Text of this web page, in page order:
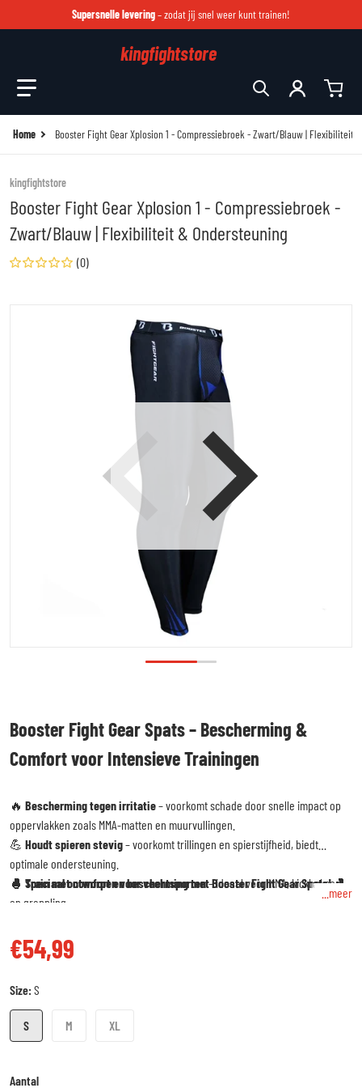
Supersnelle levering– zodat jij snel weer kunt trainen!
kingfightstore
Home Booster Fight Gear Xplosion 1 - Compressiebroek - Zwart/Blauw | Flexibiliteit
Open media 1 in galerijweergave
kingfightstore
Booster Fight Gear Xplosion 1 - Compressiebroek -
Zwart/Blauw | Flexibiliteit & Ondersteuning
(0)
Booster Fight Gear Spats – Bescherming &
Comfort voor Intensieve Trainingen
🔥 Bescherming tegen irritatie– voorkomt schade door snelle impact op
oppervlakken zoals MMA-matten en muurvullingen.
💪 Houdt spieren stevig– voorkomt trillingen en spierstijfheid, biedt
optimale ondersteuning.
🥊 Speciaal ontworpen voor vechtsporten– ideaal voor MMA, kickboksen
en grappling.
sporten.
🔥 Train met comfort en bescherming met Booster Fight Gear Spats!🥊
...meer
€54,99
Size: S
S M XL
Aantal